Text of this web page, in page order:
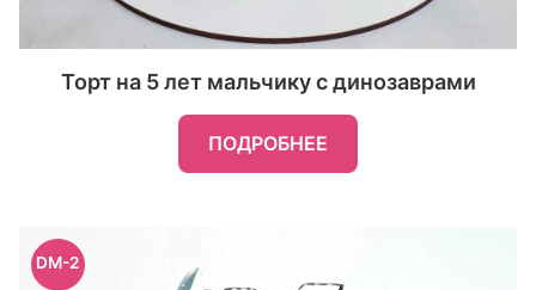
Торт на 5 лет мальчику с динозаврами
ПОДРОБНЕЕ
DM-2